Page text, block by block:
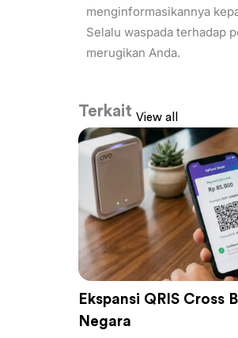
menginformasikannya
Selalu waspada terhadap
merugikan Anda.
Terkait View all
Ekspansi QRIS Cross
Negara